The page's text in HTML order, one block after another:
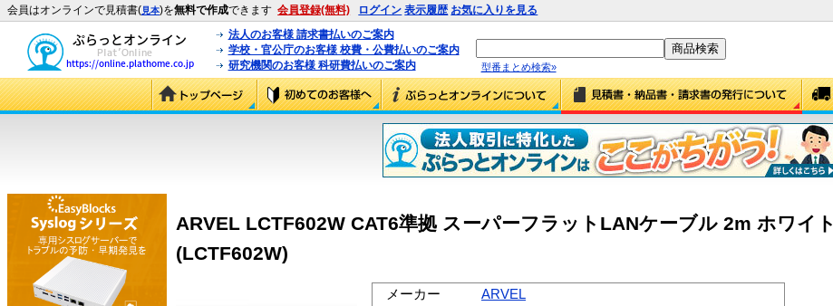
会員はオンラインで見積書(見本)を無料で作成できます 会員登録(無料) ログイン 表示履歴 お気に入りを見る
法人のお客様 請求書払いのご案内
学校・官公庁のお客様 校費・公費払いのご案内
研究機関のお客様 科研費払いのご案内
型番まとめ検索»
ARVEL LCTF602W CAT6準拠 スーパーフラットLANケーブル 2m ホワイト
(LCTF602W)
メーカー
ARVEL